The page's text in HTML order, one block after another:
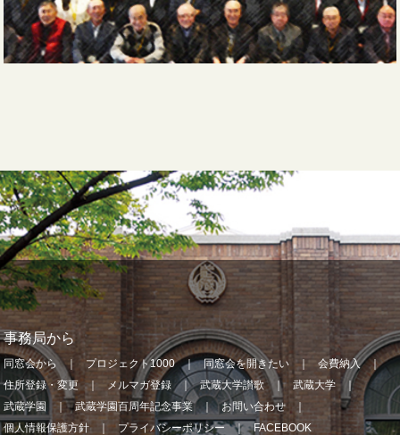
事務局から
同窓会から プロジェクト1000 同窓会を開きたい
会費納入
住所登録・変更
メルマガ登録 武蔵大学讃歌
武蔵大学
武蔵学園
武蔵学園百周年記念事業
お問い合わせ
個人情報保護方針
プライバシーポリシー FACEBOOK